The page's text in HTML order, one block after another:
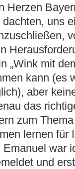
Herzen
uns
„Wink mit
kann (es
aber
das
zum Thema
lernen für
war
und